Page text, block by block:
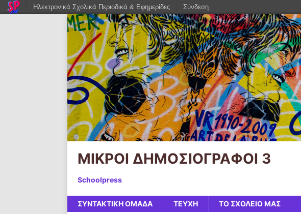
ΜΙΚΡΟΙ ΔΗΜΟΣΙΟΓΡΑΦΟΙ 3
Schoolpress
ΣΥΝΤΑΚΤΙΚΗ ΟΜΑΔΑ ΤΕΥΧΗ ΤΟ ΣΧΟΛΕΙΟ ΜΑΣ
Ηλεκτρονικά Σχολικά Περιοδικά & Εφημερίδες Σύνδεση